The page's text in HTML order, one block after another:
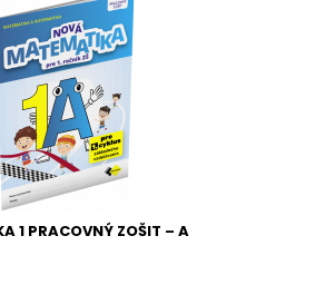
1 PRACOVNÝ ZOŠIT – A